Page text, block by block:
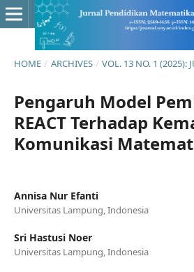
HOME / ARCHIVES / VOL. 13 NO. 1 (2025):
Pengaruh Model
REACT Terhadap
Komunikasi
Annisa Nur Efanti
Universitas Lampung, Indonesia
Sri Hastusi Noer
Universitas Lampung, Indonesia